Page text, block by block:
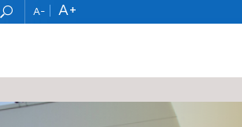
A- A+